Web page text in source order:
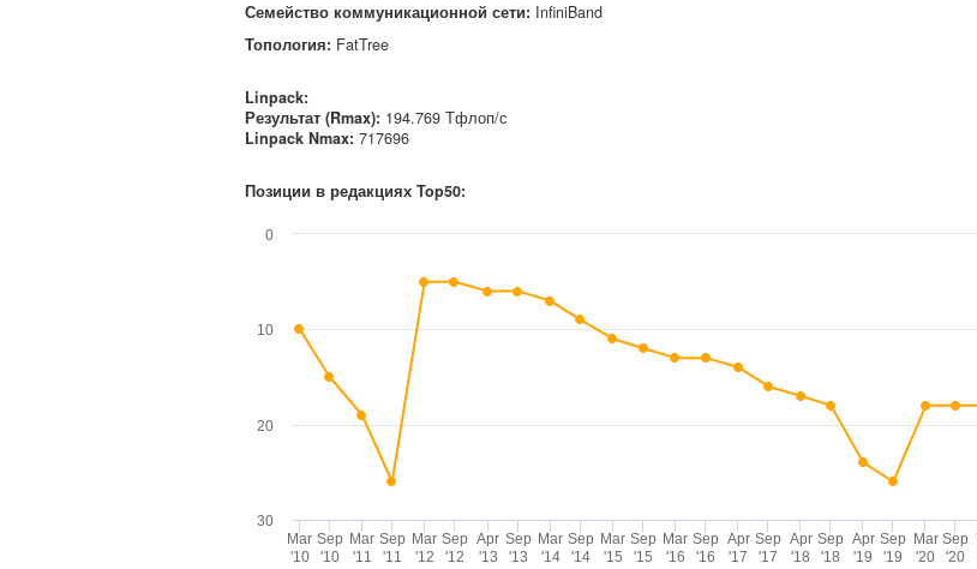
Семейство коммуникационной сети: InfiniBand
Топология: FatTree
Linpack:
Результат (Rmax): 194.769 Тфлоп/с
Linpack Nmax: 717696
Позиции в редакциях Top50:
Mar
'10
Sep
'10
Mar
'11
Sep
'11
Mar
'12
Sep
'12
Apr
'13
Sep
'13
Mar
'14
Sep
'14
Mar
'15
Sep
'15
Mar
'16
Sep
'16
Apr
'17
Sep
'17
Apr
'18
Sep
'18
Apr
'19
Sep
'19
Mar
'20
Sep
'20
0
10
20
30